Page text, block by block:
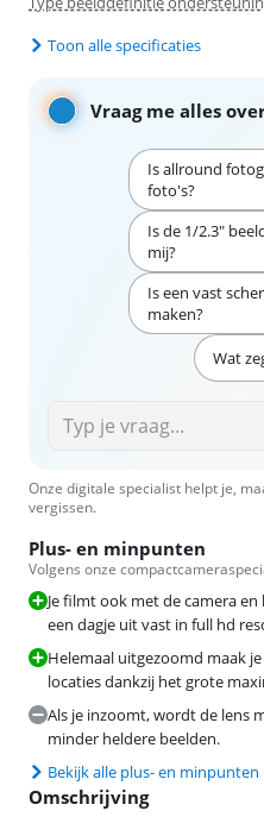
Toon alle specificaties
Vraag me alles
Is allround
foto's?
Is de 1/2.3"
mij?
Is een vast
maken?
Wat
Onze digitale specialist helpt je,
vergissen.
Plus- en minpunten
Volgens onze
Je filmt ook met de camera
een dagje uit vast in full hd
Helemaal uitgezoomd maak
locaties dankzij het grote
Als je inzoomt, wordt de lens
minder heldere beelden.
Bekijk alle plus- en minpunten
Omschrijving